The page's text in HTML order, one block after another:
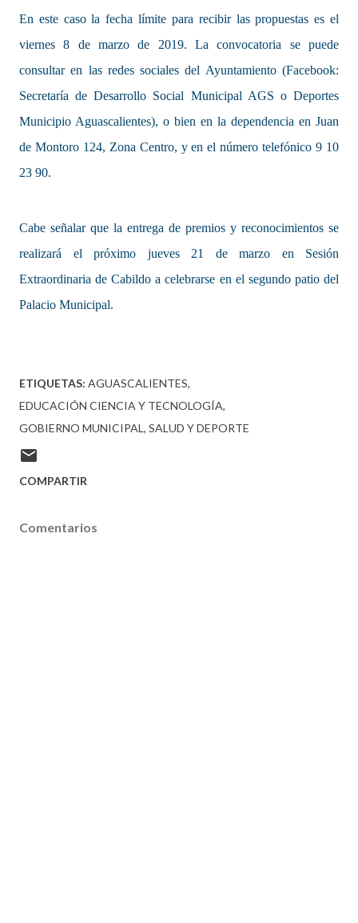
En este caso la fecha límite para recibir las propuestas es el
viernes 8 de marzo de 2019. La convocatoria se puede
consultar en las redes sociales del Ayuntamiento (Facebook:
Secretaría de Desarrollo Social Municipal AGS o Deportes
Municipio Aguascalientes), o bien en la dependencia en Juan
de Montoro 124, Zona Centro, y en el número telefónico 9 10
23 90.
Cabe señalar que la entrega de premios y reconocimientos se
realizará el próximo jueves 21 de marzo en Sesión
Extraordinaria de Cabildo a celebrarse en el segundo patio del
Palacio Municipal.
ETIQUETAS: AGUASCALIENTES
EDUCACIÓN CIENCIA Y TECNOLOGÍA
GOBIERNO MUNICIPAL SALUD Y DEPORTE
COMPARTIR
Comentarios